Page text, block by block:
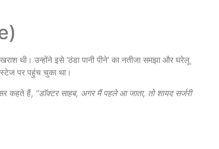
थी। उन्होंने इसे ‘ठंडा पानी पीने’ का नतीजा समझा और घरेलू
पर पहुंच चुका था।
कहते हैं, “डॉक्टर साहब, अगर मैं पहले आ जाता, तो शायद सर्जरी